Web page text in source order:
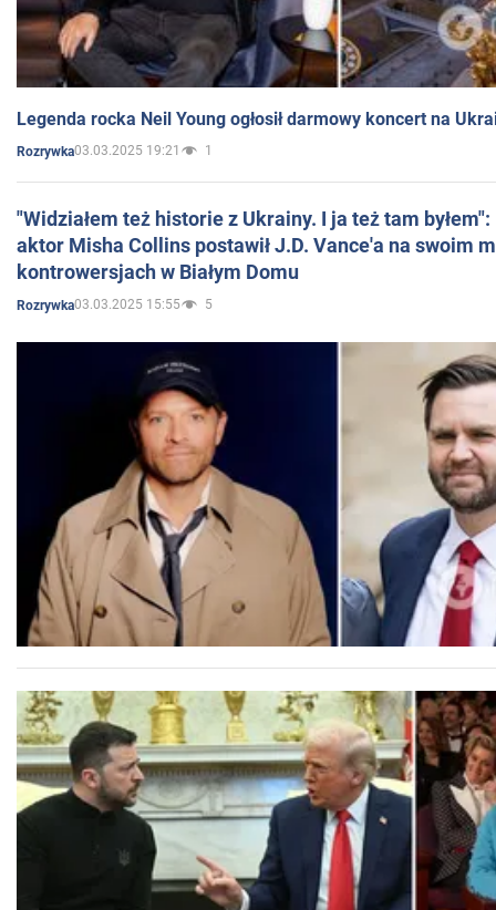
Legenda rocka Neil Young ogłosił darmowy koncert na
Rozrywka03.03.2025 19:21 1
"Widziałem też historie z Ukrainy. I ja też tam
aktor Misha Collins postawił J.D. Vance'a na swoim
kontrowersjach w Białym Domu
Rozrywka03.03.2025 15:55 5